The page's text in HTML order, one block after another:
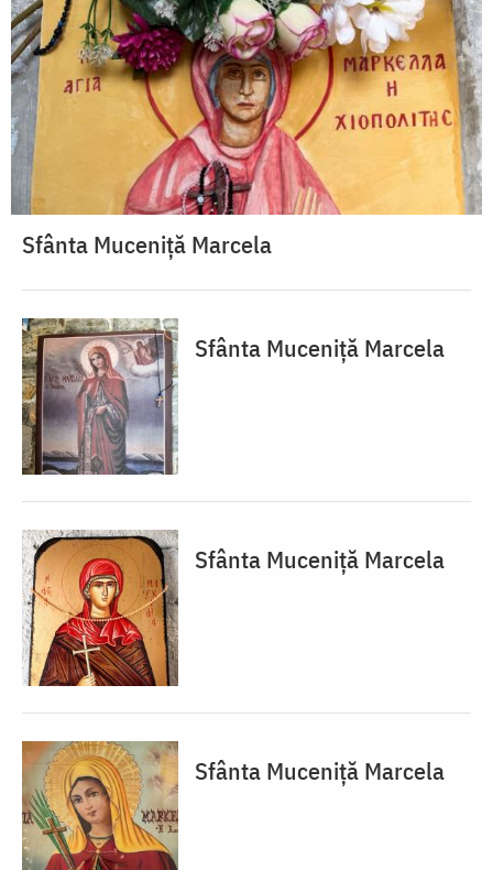
Sfânta Muceniță Marcela
Sfânta Muceniță Marcela
Sfânta Muceniță Marcela
Sfânta Muceniță Marcela